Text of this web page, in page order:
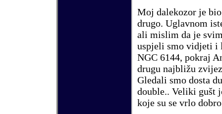
Moj dalekozor je
drugo. Uglavnom
ali mislim da je
uspjeli smo vidjeti i
NGC 6144, pokraj
drugu najbližu
Gledali smo dosta
double.. Veliki gušt
koje su se vrlo